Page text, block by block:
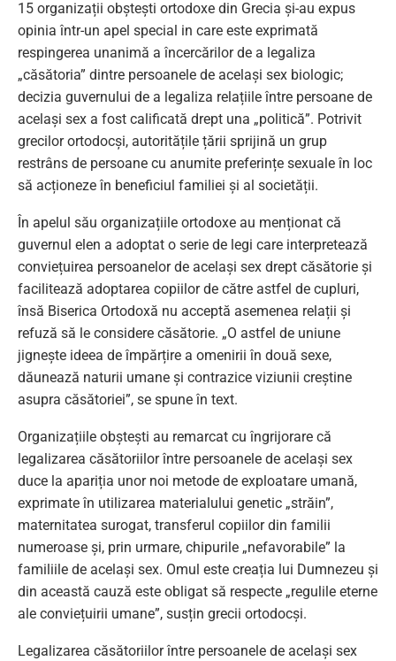
15 organizații obștești ortodoxe din Grecia și-au expus
opinia într-un apel special in care este exprimată
respingerea unanimă a încercărilor de a legaliza
„căsătoria” dintre persoanele de același sex biologic;
decizia guvernului de a legaliza relațiile între persoane de
același sex a fost calificată drept una „politică”. Potrivit
grecilor ortodocși, autoritățile țării sprijină un grup
restrâns de persoane cu anumite preferințe sexuale în loc
să acționeze în beneficiul familiei și al societății.
În apelul său organizațiile ortodoxe au menționat că
guvernul elen a adoptat o serie de legi care interpretează
conviețuirea persoanelor de același sex drept căsătorie și
facilitează adoptarea copiilor de către astfel de cupluri,
însă Biserica Ortodoxă nu acceptă asemenea relații și
refuză să le considere căsătorie. „O astfel de uniune
jignește ideea de împărțire a omenirii în două sexe,
dăunează naturii umane și contrazice viziunii creștine
asupra căsătoriei”, se spune în text.
Organizațiile obștești au remarcat cu îngrijorare că
legalizarea căsătoriilor între persoanele de același sex
duce la apariția unor noi metode de exploatare umană,
exprimate în utilizarea materialului genetic „străin”,
maternitatea surogat, transferul copiilor din familii
numeroase și, prin urmare, chipurile „nefavorabile” la
familiile de același sex. Omul este creația lui Dumnezeu și
din această cauză este obligat să respecte „regulile eterne
ale conviețuirii umane”, susțin grecii ortodocși.
Legalizarea căsătoriilor între persoanele de același sex